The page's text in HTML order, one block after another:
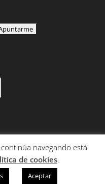
CONTENIDO
navegando está
de cookies.
Aceptar